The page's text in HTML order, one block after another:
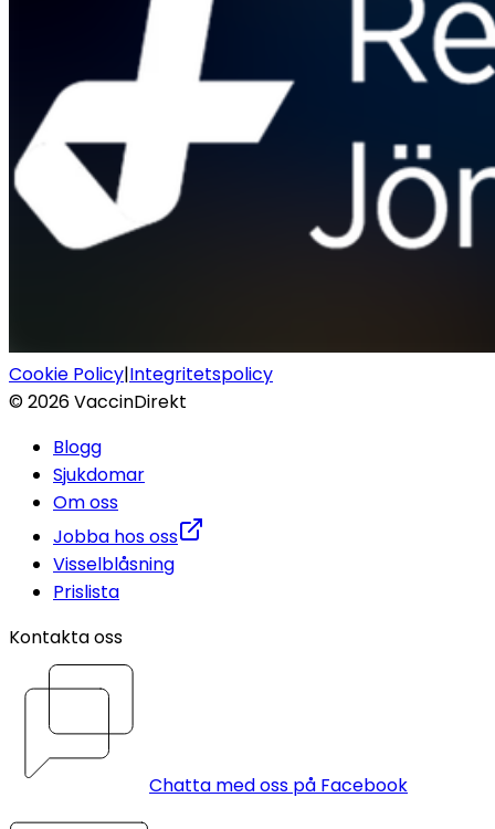
Cookie Policy|Integritetspolicy
©2026VaccinDirekt
Blogg
Sjukdomar
Om oss
Jobba hos oss
Visselblåsning
Prislista
Kontakta oss
Chatta med oss på Facebook